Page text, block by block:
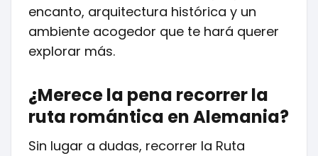
encanto, arquitectura histórica y un
ambiente acogedor que te hará querer
explorar más.
¿Merece la pena recorrer la
ruta romántica en Alemania?
Sin lugar a dudas, recorrer la Ruta